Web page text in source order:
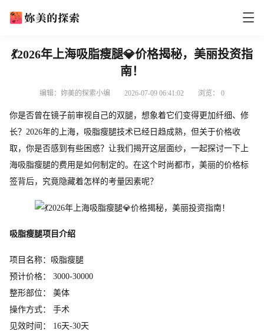
💃2026年上海吸脂瘦腿💎价格揭秘，美丽投资指
南！
编辑：妳美的探索小编 2026-07-09 06:41:02 浏览： 0
你是否曾在镜子前审视自己的双腿，想象着它们变得更加纤细、修
长？2026年的上海，吸脂瘦腿技术已经日趋成熟，但关于价格收
取，你是否感到有些困惑？让我们揭开这层面纱，一起探讨一下上
海吸脂瘦腿的费用是如何制定的。在这个时尚都市，美丽的价格标
签背后，究竟隐藏着怎样的考量因素呢？
吸脂瘦腿项目介绍
项目名称：吸脂瘦腿
预计价格： 3000-30000
整形部位： 美体
操作方式： 手术
见效时间： 16天-30天